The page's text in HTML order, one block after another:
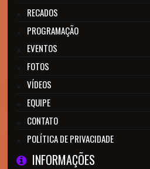
RECADOS
PROGRAMAÇÃO
EVENTOS
FOTOS
VÍDEOS
EQUIPE
CONTATO
POLÍTICA DE PRIVACIDADE
INFORMAÇÕES